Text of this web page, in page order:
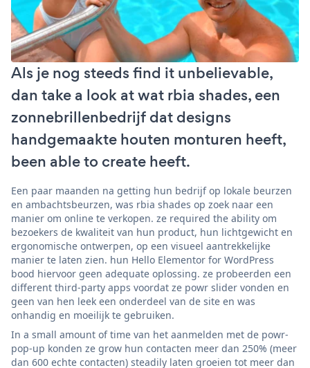
Als je nog steeds find it unbelievable,
dan take a look at wat rbia shades, een
zonnebrillenbedrijf dat designs
handgemaakte houten monturen heeft,
been able to create heeft.
Een paar maanden na getting hun bedrijf op lokale beurzen
en ambachtsbeurzen, was rbia shades op zoek naar een
manier om online te verkopen. ze required the ability om
bezoekers de kwaliteit van hun product, hun lichtgewicht en
ergonomische ontwerpen, op een visueel aantrekkelijke
manier te laten zien. hun Hello Elementor for WordPress
bood hiervoor geen adequate oplossing. ze probeerden een
different third-party apps voordat ze powr slider vonden en
geen van hen leek een onderdeel van de site en was
onhandig en moeilijk te gebruiken.
In a small amount of time van het aanmelden met de powr-
pop-up konden ze grow hun contacten meer dan 250% (meer
dan 600 echte contacten) steadily laten groeien tot meer dan